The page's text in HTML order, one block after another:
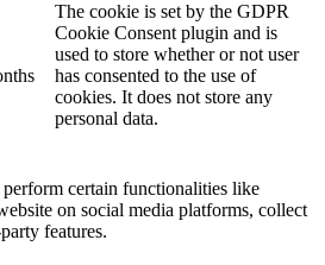
The cookie is set by the GDPR
Cookie Consent plugin and is
used to store whether or not user
has consented to the use of
cookies. It does not store any
personal data.
certain functionalities like
on social media platforms, collect
features.